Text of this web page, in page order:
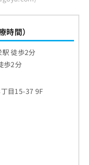
間）
徒歩2分
歩2分
目15-37 9F